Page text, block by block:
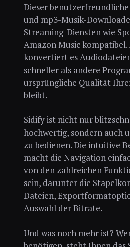
Dieser
und mp3-Musik-
Streaming-Diensten wie
Amazon Music
konvertiert es
schneller als andere
ursprüngliche Qualität
bleibt.
Sidify ist nicht nur
hochwertig, sondern auch
zu bedienen. Die intuitive
macht die Navigation
von den zahlreichen
sein, darunter die
Dateien,
Auswahl der Bitrate.
Und was noch mehr ist?